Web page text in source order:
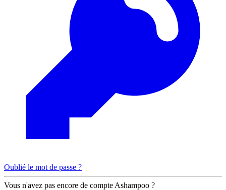
Oublié le mot de passe ?
Vous n'avez pas encore de compte Ashampoo ?